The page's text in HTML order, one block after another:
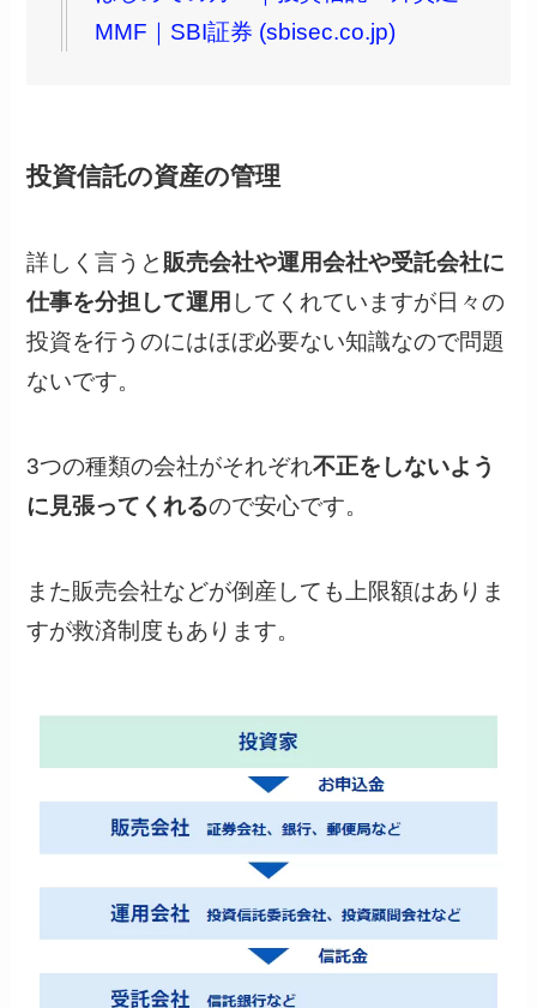
MMF｜SBI証券 (sbisec.co.jp)
投資信託の資産の管理
詳しく言うと 販売会社や運用会社や受託会社に
仕事を分担して運用 してくれていますが日々の
投資を行うのにはほぼ必要ない知識なので問題
ないです。
3つの種類の会社がそれぞれ不正をしないよう
に見張ってくれるので安心です。
また販売会社などが倒産しても上限額はありま
すが救済制度もあります。